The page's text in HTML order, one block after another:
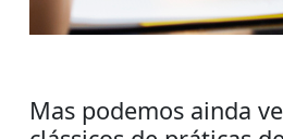
Mas podemos ainda